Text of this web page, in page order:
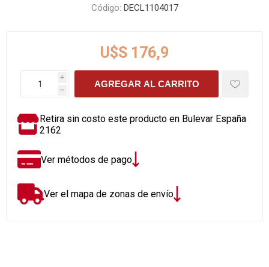
Código: DECL1104017
U$S 176,9
i
h
AGREGAR AL CARRITO
Retira sin costo este producto en Bulevar España
2162
Ver métodos de pago
Ver el mapa de zonas de envío